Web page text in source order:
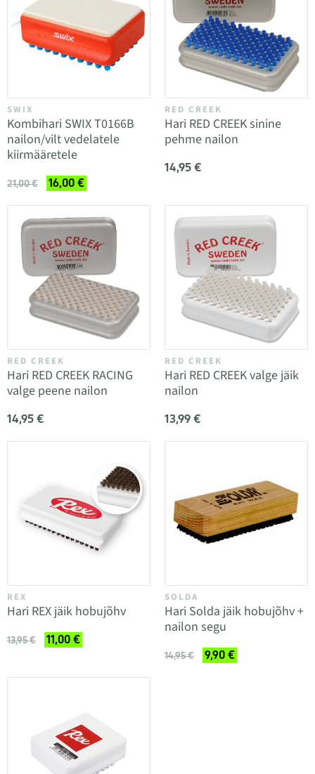
SWIX
Kombihari SWIX T0166B
nailon/vilt vedelatele
kiirmääretele
21,00 € 16,00 €
RED CREEK
Hari RED CREEK sinine
pehme nailon
14,95 €
RED CREEK
Hari RED CREEK RACING
valge peene nailon
14,95 €
RED CREEK
Hari RED CREEK valge jäik
nailon
13,99 €
REX
Hari REX jäik hobujõhv
13,95 € 11,00 €
SOLDA
Hari Solda jäik hobujõhv +
nailon segu
14,95 € 9,90 €